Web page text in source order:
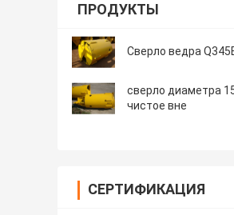
ПРОДУКТЫ
Сверло ведра
сверло диаметра
чистое вне
СЕРТИФИКАЦИЯ